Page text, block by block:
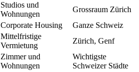
Studios und
Wohnungen
Grossraum Zürich
Corporate Housing
Ganze Schweiz
Mittelfristige
Vermietung
Zürich, Genf
Zimmer und
Wohnungen
Wichtigste
Schweizer Städte